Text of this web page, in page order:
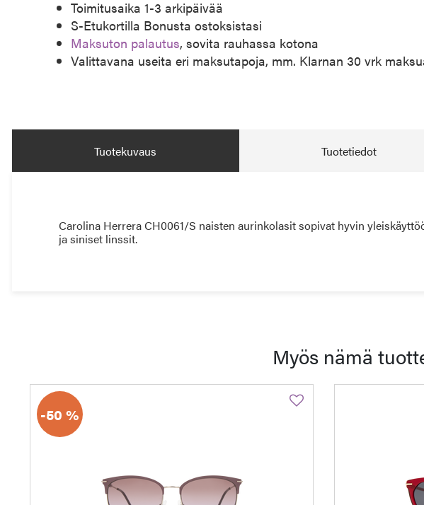
Toimitusaika 1-3 arkipäivää
S-Etukortilla Bonusta ostoksistasi
Maksuton palautus, sovita rauhassa kotona
Valittavana useita eri maksutapoja, mm. Klarnan 30 vrk
Tuotekuvaus Tuotetiedot
Carolina Herrera CH0061/S naisten aurinkolasit sopivat hyvin
ja siniset linssit.
Myös nämä
-50 %